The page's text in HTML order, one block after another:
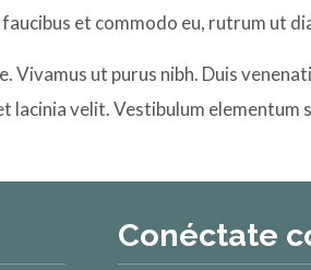
et commodo eu, rutrum ut
Vivamus ut purus nibh. Duis
velit. Vestibulum elementum
Conéctate